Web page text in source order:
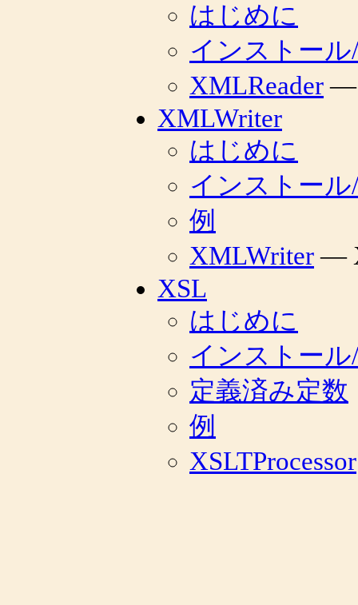
はじめに
インストール
XMLReader—
XMLWriter
はじめに
インストール
例
XMLWriter—
XSL
はじめに
インストール
定義済み定数
例
XSLTProcessor